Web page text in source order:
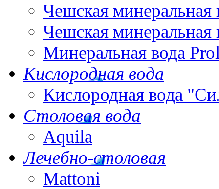
Чешская минеральная
Чешская минеральная
Минеральная вода
Кислородная вода
Кислородная вода
Столовая вода
Aquila
Лечебно-столовая
Mattoni